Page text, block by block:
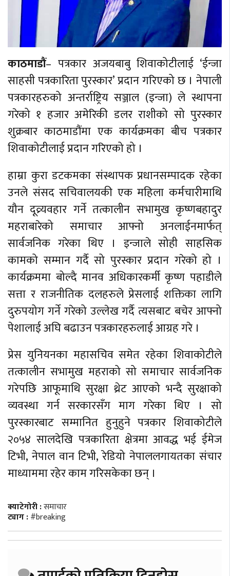
काठमाडौं– पत्रकार अजयबाबु शिवाकोटीलाई ‘ईन्जा
साहसी पत्रकारिता पुरस्कार’ प्रदान गरिएको छ । नेपाली
पत्रकारहरुको अन्तर्राष्ट्रिय सञ्जाल (इन्जा) ले स्थापना
गरेको १ हजार अमेरिकी डलर राशीको सो पुरस्कार
शुक्रबार काठमाडौंमा एक कार्यक्रमका बीच पत्रकार
शिवाकोटीलाई प्रदान गरिएको हो ।
हाम्रा कुरा डटकमका संस्थापक प्रधानसम्पादक रहेका
उनले संसद सचिवालयकी एक महिला कर्मचारीमाथि
यौन दूव्र्यवहार गर्ने तत्कालीन सभामुख कृष्णबहादुर
महराबारेको समाचार आफ्नो अनलाईनमार्फत्
सार्वजनिक गरेका थिए । इन्जाले सोही साहसिक
कामको सम्मान गर्दै सो पुरस्कार प्रदान गरेको हो ।
कार्यक्रममा बोल्दै मानव अधिकारकर्मी कृष्ण पहाडीले
सत्ता र राजनीतिक दलहरुले प्रेसलाई शक्तिका लागि
दुरुपयोग गर्ने गरेको उल्लेख गर्दै त्यसबाट बचेर आफ्नो
पेशालाई अघि बढाउन पत्रकारहरुलाई आग्रह गरे ।
प्रेस युनियनका महासचिव समेत रहेका शिवाकोटीले
तत्कालीन सभामुख महराको सो समाचार सार्वजनिक
गरेपछि आफूमाथि सुरक्षा थ्रेट आएको भन्दै सुरक्षाको
व्यवस्था गर्न सरकारसँग माग गरेका थिए । सो
पुरस्कारबाट सम्मानित हुनुहुने पत्रकार शिवाकोटीले
२०५४ सालदेखि पत्रकारिता क्षेत्रमा आवद्ध भई ईमेज
टिभी, नेपाल वान टिभी, रेडियो नेपाललगायतका संचार
माध्याममा रहेर काम गरिसकेका छन् ।
क्याटेगोरी :समाचार
ट्याग :#breaking